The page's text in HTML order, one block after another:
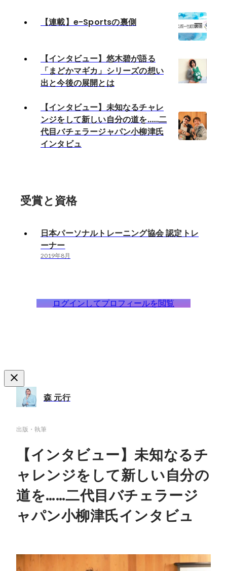
【連載】e-Sportsの裏側
【インタビュー】悠木碧が語る
「まどかマギカ」シリーズの想い
出と今後の展開とは
【インタビュー】未知なるチャレ
ンジをして新しい自分の道を……二
代目バチェラージャパン小柳津氏
インタビュ
受賞と資格
日本パーソナルトレーニング協会 認定トレ
ーナー
2019年8月
ログインしてプロフィールを閲覧
森 元行
出版・執筆
【インタビュー】未知なるチ
ャレンジをして新しい自分の
道を……二代目バチェラージ
ャパン小柳津氏インタビュ